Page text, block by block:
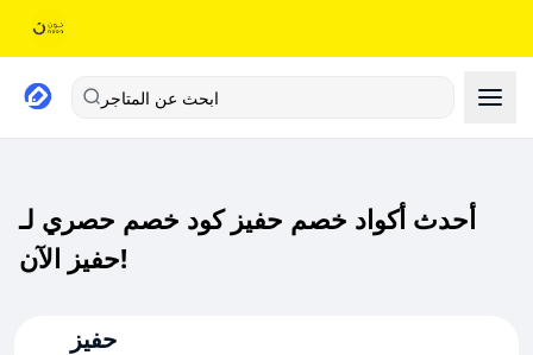
ابحث عن المتاجر
أحدث أكواد خصم حفيز كود خصم حصري لـ
حفيز الآن!
حفيز